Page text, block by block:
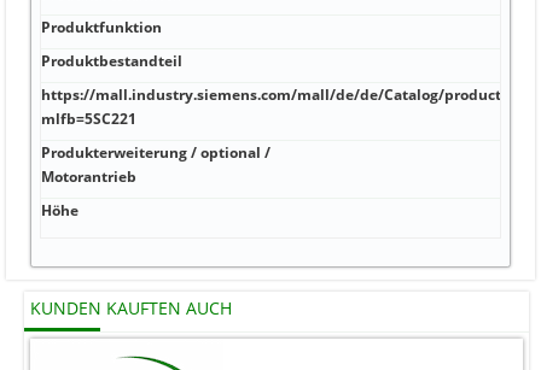
Produktfunktion
Produktbestandteil
https://mall.industry.siemens.com/mall/de/de/Catalog/product?
mlfb=5SC221
Produkterweiterung / optional /
Motorantrieb
Höhe
KUNDEN KAUFTEN AUCH